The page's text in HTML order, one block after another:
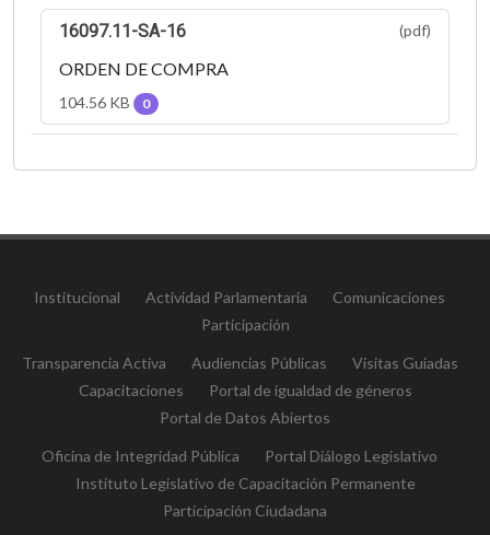
16097.11-SA-16 (pdf)
ORDEN DE COMPRA
104.56 KB 0
Institucional Actividad Parlamentaria
Comunicaciones
Participación
Transparencia Activa Audiencias Públicas
Visitas Guiadas
Capacitaciones
Portal de igualdad de géneros
Portal de Datos Abiertos
Oficina de Integridad Pública
Portal Diálogo Legislativo
Instituto Legislativo de Capacitación Permanente
Participación Ciudadana